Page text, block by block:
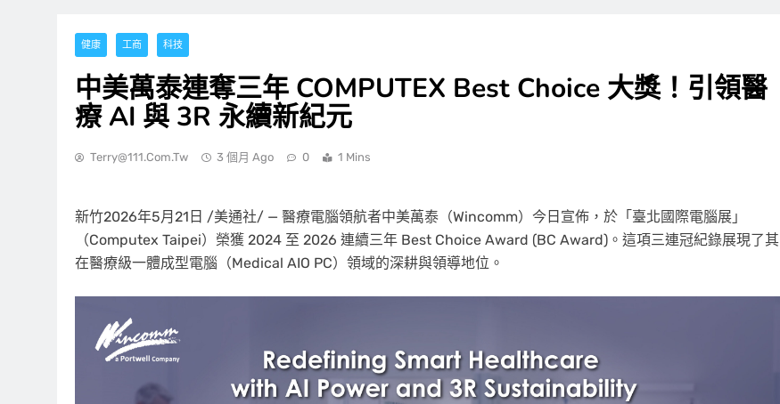
健康 工商 科技
中美萬泰連奪三年 COMPUTEX Best Choice 大獎！引領醫
療 AI 與 3R 永續新紀元
Terry@111.com.tw 3 個月 Ago 0 1 Mins
新竹2026年5月21日 /美通社/ — 醫療電腦領航者中美萬泰（Wincomm）今日宣佈，於「臺北國際電腦展」
（Computex Taipei）榮獲 2024 至 2026 連續三年 Best Choice Award (BC Award)。這項三連冠紀錄展現了其
在醫療級一體成型電腦（Medical AIO PC）領域的深耕與領導地位。